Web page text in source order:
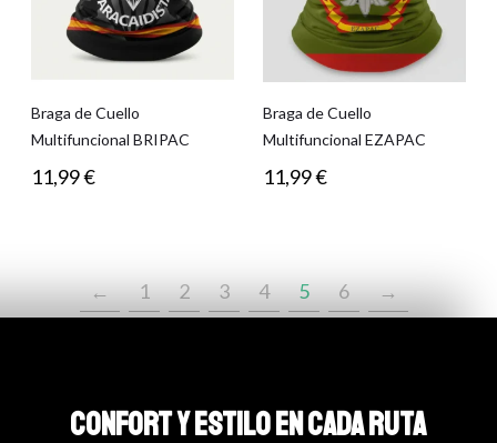
Braga de Cuello
Multifuncional BRIPAC
11,99€
Braga de Cuello
Multifuncional EZAPAC
11,99€
← 1 2 3 4 5 6 →
CONFORT Y ESTILO EN CADA RUTA